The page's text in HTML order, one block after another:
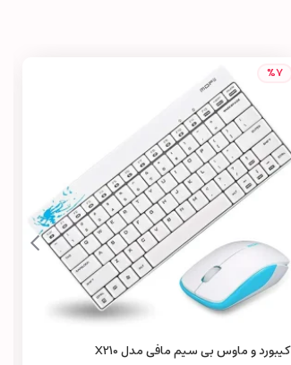
%7
کیبورد و ماوس بی سیم مافی مدل X210